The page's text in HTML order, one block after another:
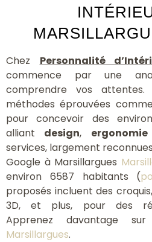
Chez Personnalité
commence par une
comprendre vos attentes.
méthodes éprouvées
pour concevoir des
alliant design, ergonomie
services, largement
Google à Marsillargues
environ 6587 habitants (
proposés incluent des
3D, et plus, pour des
Apprenez davantage
Marsillargues.